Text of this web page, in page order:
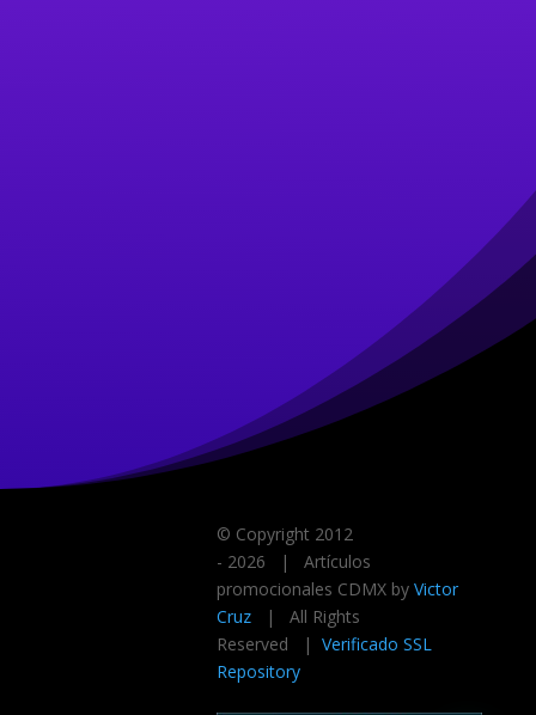
© Copyright 2012
- 2026 | Artículos
promocionales CDMX by Victor
Cruz| All Rights
Reserved | Verificado SSL
Repository